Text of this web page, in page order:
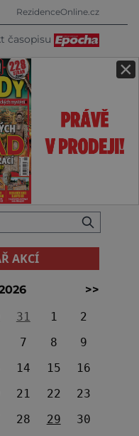
×
RezidenceOnline.cz
časopisu
KALENDÁŘ AKCÍ
AKCÍ
>>
31 1
2
7 8
9
14 15
16
21 22
23
28 29
30